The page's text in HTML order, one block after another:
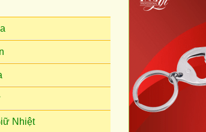
Nhiệt